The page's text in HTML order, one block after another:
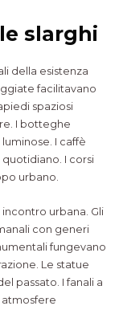
slarghi
della esistenza
facilitavano
spaziosi
I botteghe
I caffè
I corsi
urbano.
urbana. Gli
con generi
fungevano
Le statue
passato. I fanali a
atmosfere